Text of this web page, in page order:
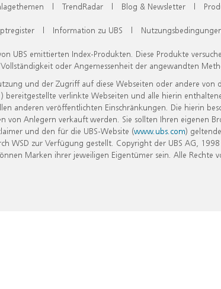
| TrendRadar | Blog & Newsletter |
| Information zu UBS |
UBS emittierten Index-Produkten. Diese Produkte
oder Angemessenheit der angewandten
und der Zugriff auf diese Webseiten oder andere von
verlinkte Webseiten und alle hierin
anderen veröffentlichten Einschränkungen. Die hierin
Anlegern verkauft werden. Sie sollten Ihren eigenen
und den für die UBS-Website (www.ubs.com)
zur Verfügung gestellt. Copyright der UBS AG,
Marken ihrer jeweiligen Eigentümer sein. Alle Rechte